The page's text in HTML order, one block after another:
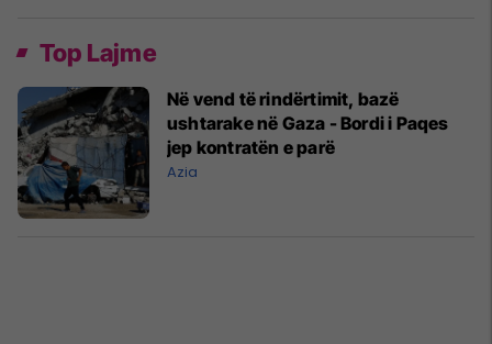
Top Lajme
Në vend të rindërtimit, bazë
ushtarake në Gaza - Bordi i Paqes
jep kontratën e parë
Azia